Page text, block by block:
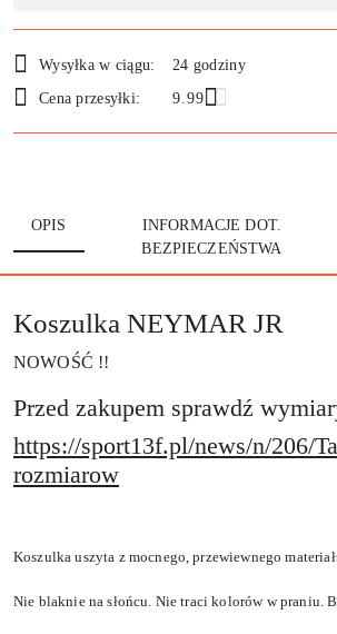
Wysyłka w ciągu:
24 godziny
Cena przesyłki:
9.99
OPIS
INFORMACJE DOT.
BEZPIECZEŃSTWA
Koszulka NEYMAR JR
NOWOŚĆ !!
Przed zakupem sprawdź
https://sport13f.pl/news/n/206/
rozmiarow
Koszulka uszyta z mocnego, przewiewnego
Nie blaknie na słońcu. Nie traci kolorów w praniu.